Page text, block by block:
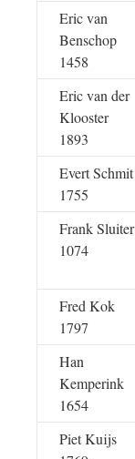
Eric van
Benschop
1458
Eric van der
Klooster
1893
Evert Schmit
1755
Frank Sluiter
1074
Fred Kok
1797
Han
Kemperink
1654
Piet Kuijs